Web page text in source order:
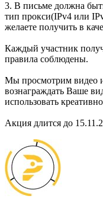
3. В письме должна
тип прокси(IPv4 или
желаете получить в
Каждый участник
правила соблюдены.
Мы просмотрим видео
вознаграждать Ваше
использовать
Акция длится до